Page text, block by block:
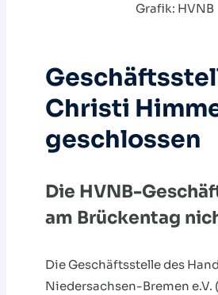
Grafik: HVNB
Christi
geschlossen
Die HVNB-
am Brückentag
Die Geschäftsstelle des
Niedersachsen-Bremen e.V.